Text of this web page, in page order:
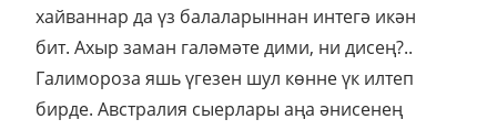
хайваннар да үз балаларыннан интегә икән
бит. Ахыр заман галәмәте дими, ни дисең?..
Галимороза яшь үгезен шул көнне үк илтеп
бирде. Австралия сыерлары аңа әнисенең